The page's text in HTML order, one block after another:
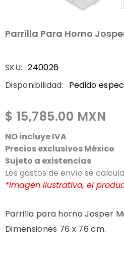
Parrilla Para Horno
SKU: 240026
Disponibilidad:
Pedido
$ 15,785.00 MXN
NO incluye IVA
Precios exclusivos México
Sujeto a existencias
Los gastos de envío se
*Imagen ilustrativa, el
Parrilla para horno Josper
Dimensiones 76 x 76 cm.